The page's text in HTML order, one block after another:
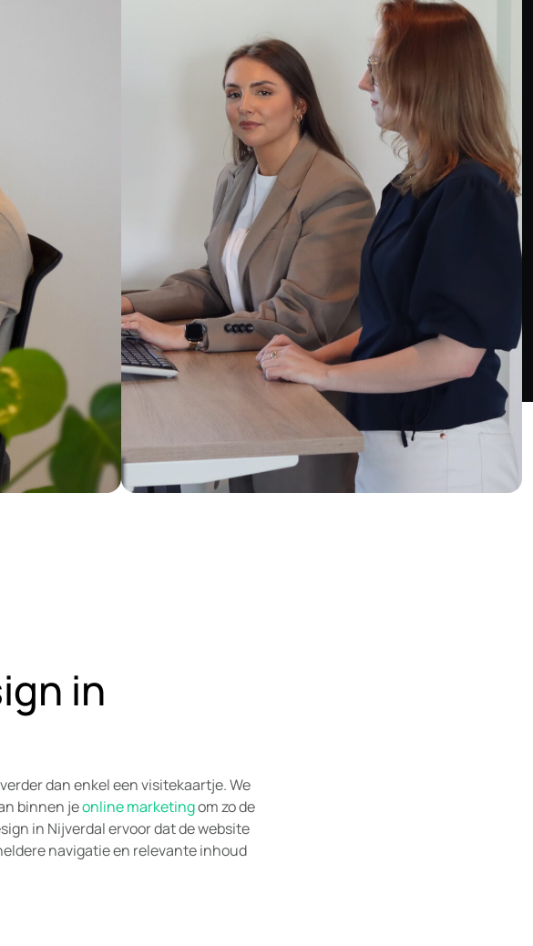
in
dan enkel een visitekaartje. We
binnen jeonline marketingom zo de
in Nijverdal ervoor dat de website
navigatie en relevante inhoud